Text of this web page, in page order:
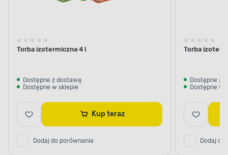
Torba izotermiczna 4 l
Dostępne z dostawą
Dostępne w sklepie
Kup teraz
Dodaj do porównania
Torba
Dostępne z
Dostępne w
Dodaj do